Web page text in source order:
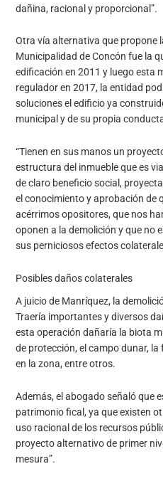
dañina, racional y proporcional”.
Otra vía alternativa que propone
Municipalidad de Concón fue la
edificación en 2011 y luego esta
regulador en 2017, la entidad
soluciones el edificio ya
municipal y de su propia
“Tienen en sus manos un
estructura del inmueble que es
de claro beneficio social,
el conocimiento y aprobación de
acérrimos opositores, que nos
oponen a la demolición y que no
sus perniciosos efectos
Posibles daños colaterales
A juicio de Manríquez, la
Traería importantes y diversos
esta operación dañaría la biota
de protección, el campo dunar,
en la zona, entre otros.
Además, el abogado señaló que
patrimonio fical, ya que existen
uso racional de los recursos
proyecto alternativo de primer
mesura”.